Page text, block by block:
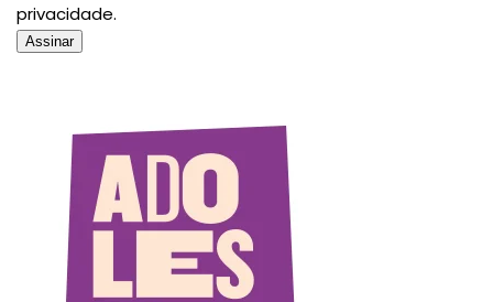
privacidade.